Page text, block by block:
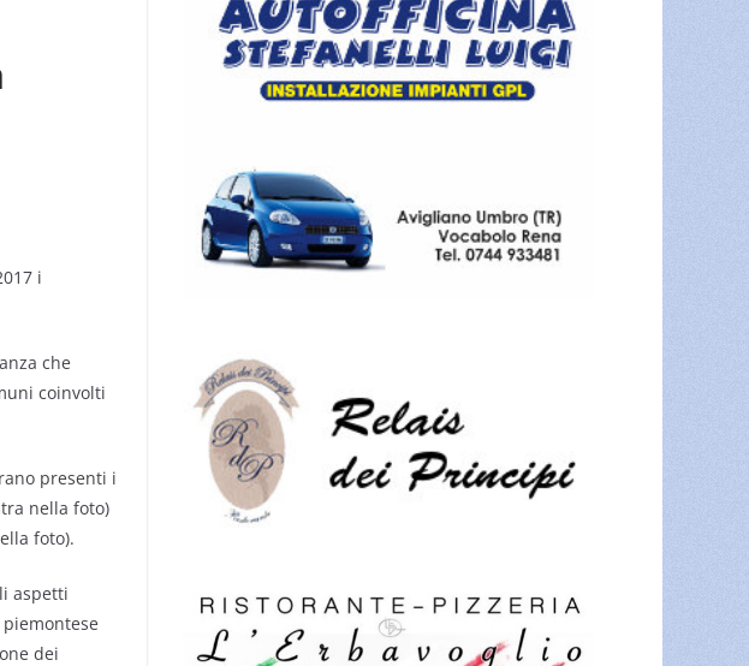
i
che
coinvolti
presenti i
nella foto)
foto).
aspetti
dei